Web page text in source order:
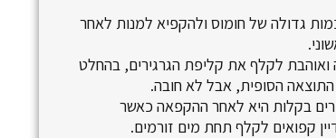
כמות גדולה של חומוס ולהקפיא למנות לאחר
ואוהבת לקלף את קליפת הגרגירים, בהחלט
הסופית, אבל לא חובה.
בקלות היא לאחר ההקפאה כאשר
קפואים לקלף תחת מים זורמים.